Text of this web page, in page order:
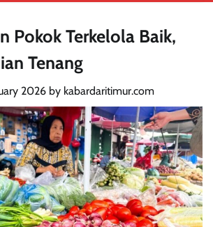
Pokok Terkelola Baik,
Tenang
2026 by kabardaritimur.com